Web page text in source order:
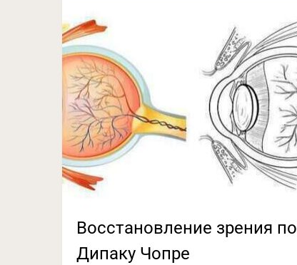
Восстановление зрения по
Дипаку Чопре